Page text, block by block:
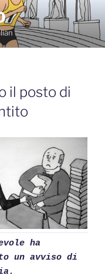
il posto di
ha
un avviso di